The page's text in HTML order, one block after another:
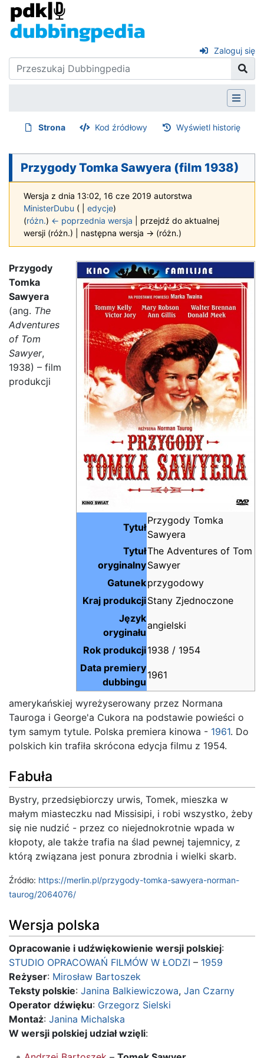
Zaloguj się
Strona Kod źródłowy Wyświetl historię
Przygody Tomka Sawyera (film 1938)
Wersja z dnia 13:02, 16 cze 2019 autorstwa
MinisterDubu ( edycje)
(różn.) ← poprzednia wersja | przejdź do aktualnej
wersji (różn.) | następna wersja → (różn.)
Tytuł
Przygody Tomka
Sawyera
Tytuł
oryginalny
The Adventures of Tom
Sawyer
Gatunekprzygodowy
Kraj produkcjiStany Zjednoczone
Język
oryginału
angielski
Rok produkcji1938 / 1954
Data premiery
dubbingu
1961
Przygody
Tomka
Sawyera
(ang. The
Adventures
of Tom
Sawyer,
1938) – film
produkcji
amerykańskiej wyreżyserowany przez Normana
Tauroga i George'a Cukora na podstawie powieści o
tym samym tytule. Polska premiera kinowa - 1961. Do
polskich kin trafiła skrócona edycja filmu z 1954.
Fabuła
Bystry, przedsiębiorczy urwis, Tomek, mieszka w
małym miasteczku nad Missisipi, i robi wszystko, żeby
się nie nudzić - przez co niejednokrotnie wpada w
kłopoty, ale także trafia na ślad pewnej tajemnicy, z
którą związana jest ponura zbrodnia i wielki skarb.
Źródło: https://merlin.pl/przygody-tomka-sawyera-norman-
taurog/2064076/
Wersja polska
Opracowanie i udźwiękowienie wersji polskiej:
STUDIO OPRACOWAŃ FILMÓW W ŁODZI – 1959
Reżyser: Mirosław Bartoszek
Teksty polskie: Janina Balkiewiczowa, Jan Czarny
Operator dźwięku: Grzegorz Sielski
Montaż: Janina Michalska
W wersji polskiej udział wzięli: